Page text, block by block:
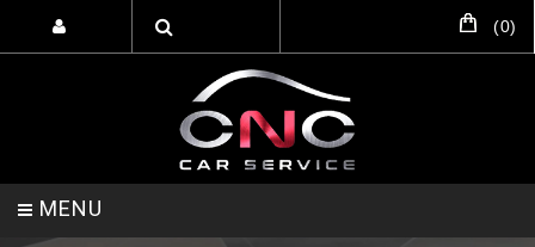
(0)
MENU